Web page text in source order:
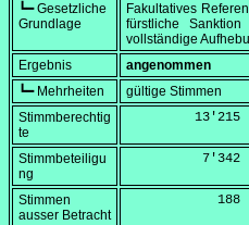
┗━ Gesetzliche
Grundlage
Fakultatives
fürstliche
vollständige
Ergebnis
angenommen
┗━ Mehrheiten
gültige Stimmen
Stimmberechtig
te
         13'215
Stimmbeteiligu
ng
          7'342
Stimmen
ausser Betracht
            188